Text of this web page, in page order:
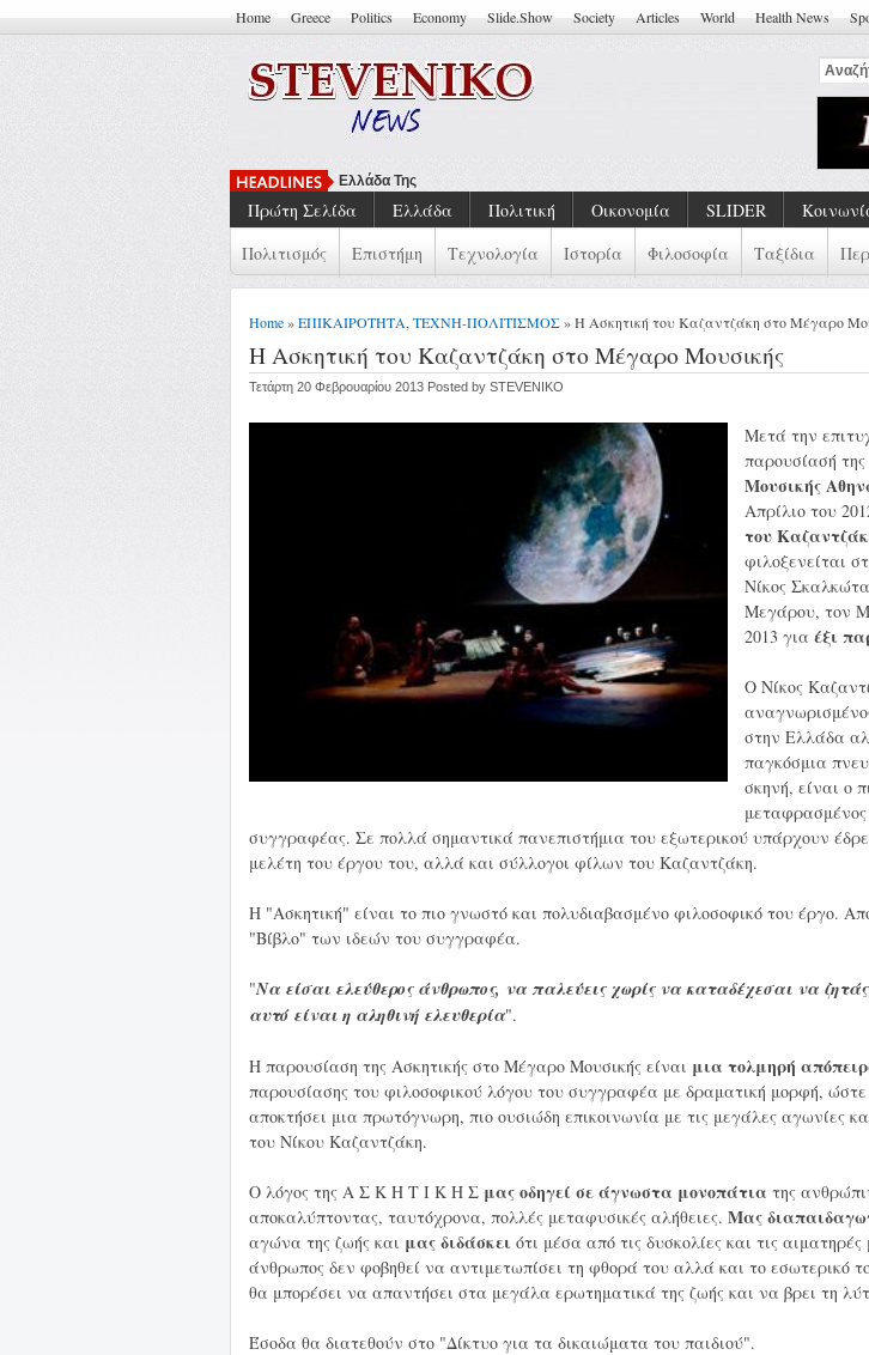
Home Greece Politics Economy Slide.Show Society Articles World Health News
Ελλάδα Της Κρίσης: Συλλογικά Τραύματα Και Συλλογ
Πρώτη Σελίδα Ελλάδα Πολιτική Οικονομία SLIDER
Πολιτισμός
Επιστήμη Τεχνολογία Ιστορία Φιλοσοφία Ταξίδια
Home»ΕΠΙΚΑΙΡΟΤΗΤΑ ΤΕΧΝΗ-ΠΟΛΙΤΙΣΜΟΣ» Η Ασκητική του Καζαντζάκη στο Μέγαρο
Η Ασκητική του Καζαντζάκη στο Μέγαρο Μουσικής
Τετάρτη 20 Φεβρουαρίου 2013 Posted by STEVENIKO
Μετά την
παρουσίασή
Μουσικής
Απρίλιο του
του
φιλοξενείται
Νίκος
Μεγάρου, τον
2013 για έξι
Ο Νίκος
στην Ελλάδα
παγκόσμια
σκηνή, είναι ο
συγγραφέας. Σε πολλά σημαντικά πανεπιστήμια του εξωτερικού υπάρχουν
μελέτη του έργου του, αλλά και σύλλογοι φίλων του Καζαντζάκη.
Η "Ασκητική" είναι το πιο γνωστό και πολυδιαβασμένο φιλοσοφικό του έργο.
"Βίβλο" των ιδεών του συγγραφέα.
"Να είσαι ελεύθερος άνθρωπος, να παλεύεις χωρίς να καταδέχεσαι να
αυτό είναι η αληθινή ελευθερία".
Η παρουσίαση της Ασκητικής στο Μέγαρο Μουσικής είναι μια τολμηρή
παρουσίασης του φιλοσοφικού λόγου του συγγραφέα με δραματική μορφή,
αποκτήσει μια πρωτόγνωρη, πιο ουσιώδη επικοινωνία με τις μεγάλες αγωνίες
του Νίκου Καζαντζάκη.
Ο λόγος της Α Σ Κ Η Τ Ι Κ Η Σ μας οδηγεί σε άγνωστα μονοπάτια της
αποκαλύπτοντας, ταυτόχρονα, πολλές μεταφυσικές αλήθειες. Μας
αγώνα της ζωής και μας διδάσκει ότι μέσα από τις δυσκολίες και τις
άνθρωπος δεν φοβηθεί να αντιμετωπίσει τη φθορά του αλλά και το εσωτερικό
θα μπορέσει να απαντήσει στα μεγάλα ερωτηματικά της ζωής και να βρει τη
Έσοδα θα διατεθούν στο "Δίκτυο για τα δικαιώματα του παιδιού".